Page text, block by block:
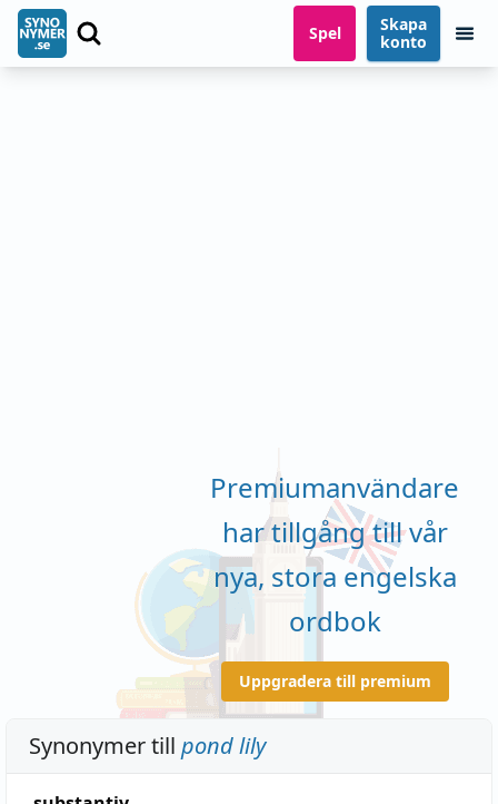
Spel
Skapa
konto
Premiumanvändare
har tillgång till vår
nya, stora engelska
ordbok
Uppgradera till premium
Synonymer till pond lily